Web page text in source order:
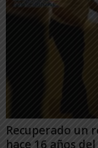
Recuperado un
hace 16 años